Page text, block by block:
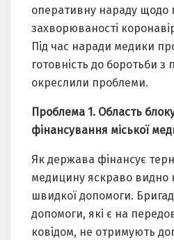
оперативну нараду щодо
захворюваності
Під час наради медики
готовність до боротьби з
окреслили проблеми.
Проблема 1. Область
фінансування міської
Як держава фінансує
медицину яскраво видно
швидкої допомоги.
допомоги, які є на
ковідом, не отримують